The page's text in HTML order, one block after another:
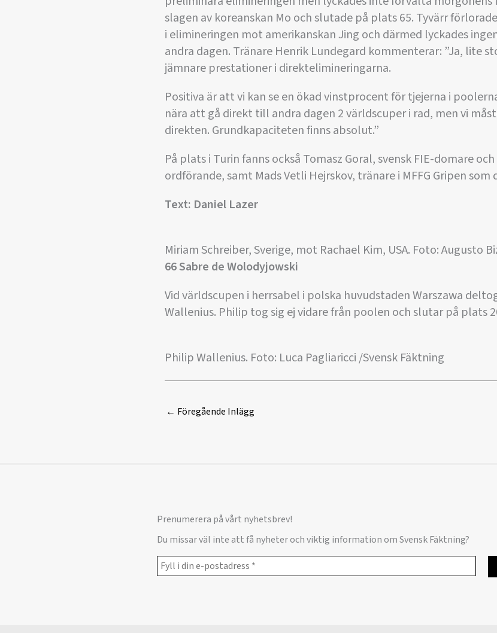
slagen av koreanskan Mo och slutade på plats 65. Tyvärr
i elimineringen mot amerikanskan Jing och därmed lyckades
andra dagen. Tränare Henrik Lundegard kommenterar: ”Ja, lite
jämnare prestationer i direktelimineringarna.
Positiva är att vi kan se en ökad vinstprocent för tjejerna i
nära att gå direkt till andra dagen 2 världscuper i rad, men vi
direkten. Grundkapaciteten finns absolut.”
På plats i Turin fanns också Tomasz Goral, svensk FIE-domare
ordförande, samt Mads Vetli Hejrskov, tränare i MFFG Gripen
Text: Daniel Lazer
Miriam Schreiber, Sverige, mot Rachael Kim, USA. Foto: Augusto
66 Sabre de Wolodyjowski
Vid världscupen i herrsabel i polska huvudstaden Warszawa
Wallenius. Philip tog sig ej vidare från poolen och slutar på plats
Philip Wallenius. Foto: Luca Pagliaricci /Svensk Fäktning
← Föregående Inlägg
Prenumerera på vårt nyhetsbrev!
Du missar väl inte att få nyheter och viktig information om Svensk Fäktning?